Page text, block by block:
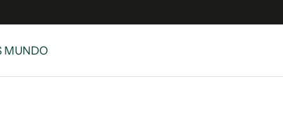
MUNDO